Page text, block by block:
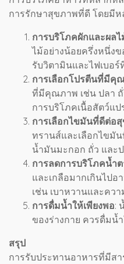
การรักษาสุขภาพที่ดี โดยมีห
การบริโภคผักและผลไ
ไม้อย่างน้อยครึ่งหนึ่ง
รับวิตามินและไฟเบอร์
การเลือกโปรตีนที่มีคุ
ที่มีคุณภาพ เช่น ปลา
การบริโภคเนื้อสัตว์แป
การเลือกไขมันที่ดีต่อ
ทรานส์และเลือกไขมั
น้ำมันมะกอก ถั่ว และ
การลดการบริโภคน้ำต
และเกลือมากเกินไปอ
เช่น เบาหวานและคว
การดื่มน้ำให้เพียงพอ:
ของร่างกาย ควรดื่มน้
สรุป
การรับประทานอาหารที่มีส